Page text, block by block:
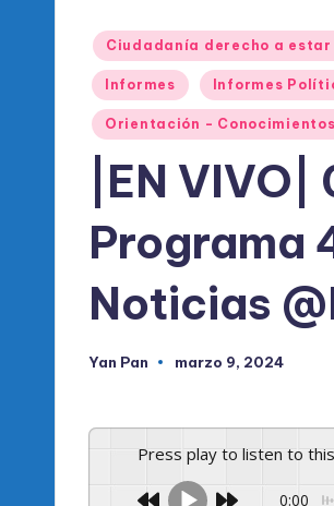
M
Publicado
en
Ciudadanía derecho a
Informes Informes
Orientación -
|EN
Programa
Noticias
Publicado
Yan Pan marzo 9, 2024
Press play to listen to
0:00